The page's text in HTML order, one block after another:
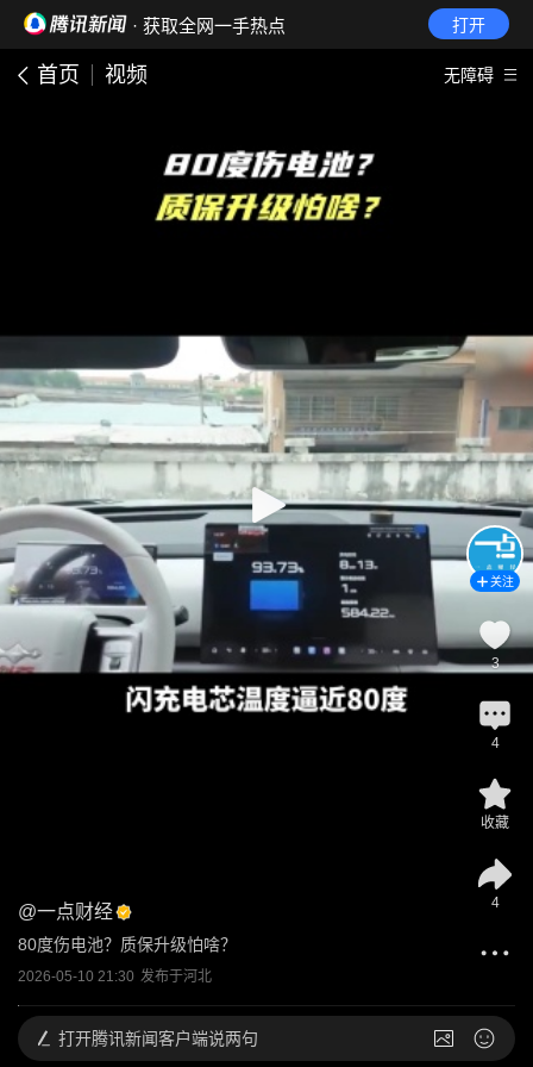
· 获取全网一手热点 打开
首页 视频 无障碍
@一点财经
80度伤电池？质保升级怕啥？
2026-05-10 21:30 发布于河北
关注
3
4
收藏
4
打开腾讯新闻客户端说两句